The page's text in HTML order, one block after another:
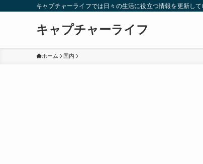
キャプチャーライフでは日々の生活に役立つ情報を更新し
キャプチャーライフ
ホーム 国内